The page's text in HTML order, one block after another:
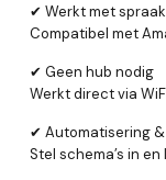
✔ Werkt met
Compatibel met
✔ Geen hub nodig
Werkt direct via
✔ Automatisering
Stel schema’s in